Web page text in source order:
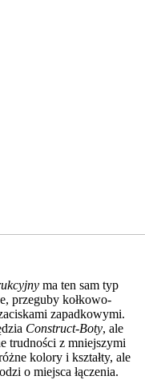
ma ten sam typ
przeguby kołkowo-
zapadkowymi.
Construct-Boty, ale
trudności z mniejszymi
kolory i kształty, ale
o miejsca łączenia.